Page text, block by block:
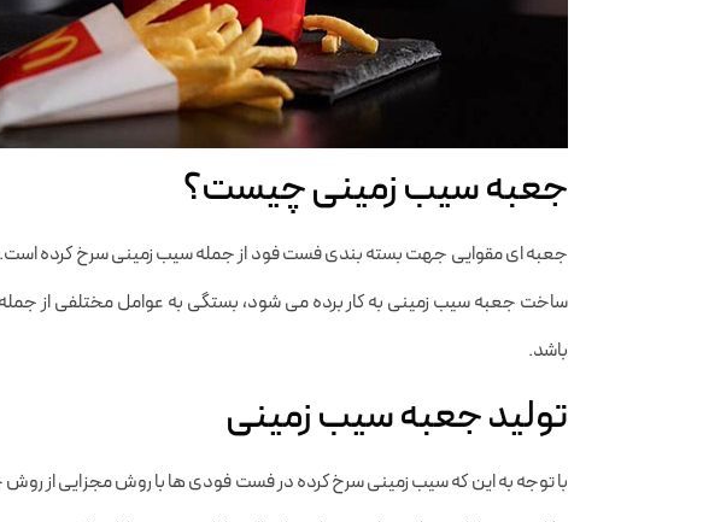
جعبه سیب زمینی چیست؟
جعبه ای مقوایی جهت بسته بندی فست فود از جمله سیب زمینی سرخ کرده
ساخت جعبه سیب زمینی به کار برده می شود، بستگی به عوامل مختلفی از جمله
باشد.
تولید جعبه سیب زمینی
با توجه به این که سیب زمینی سرخ کرده در فست فودی ها با روش مجزایی از روش